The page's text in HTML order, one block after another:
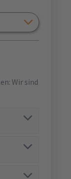
Wir sind